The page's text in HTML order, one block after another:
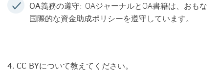
OA義務の遵守: OAジャーナルとOA書籍は、おもな
国際的な資金助成ポリシーを遵守しています。
4. CC BYについて教えてください。